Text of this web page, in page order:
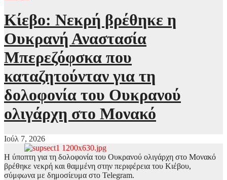
Κίεβο: Νεκρή βρέθηκε η
Ουκρανή Αναστασία
Μπερεζόφσκα που
καταζητούνταν για τη
δολοφονία του Ουκρανού
ολιγάρχη στο Μονακό
Ιούλ 7, 2026
Η ύποπτη για τη δολοφονία του Ουκρανού ολιγάρχη στο Μονακό
βρέθηκε νεκρή και θαμμένη στην περιφέρεια του Κιέβου,
σύμφωνα με δημοσίευμα στο Telegram.